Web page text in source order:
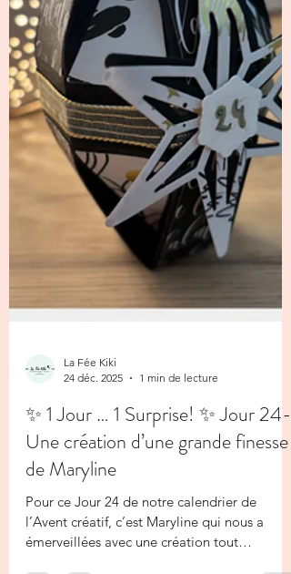
La Fée Kiki
24 déc. 2025
✨ 1 Jour … 1 Surprise! ✨ Jour 24-
Une création d’une grande finesse
de Maryline